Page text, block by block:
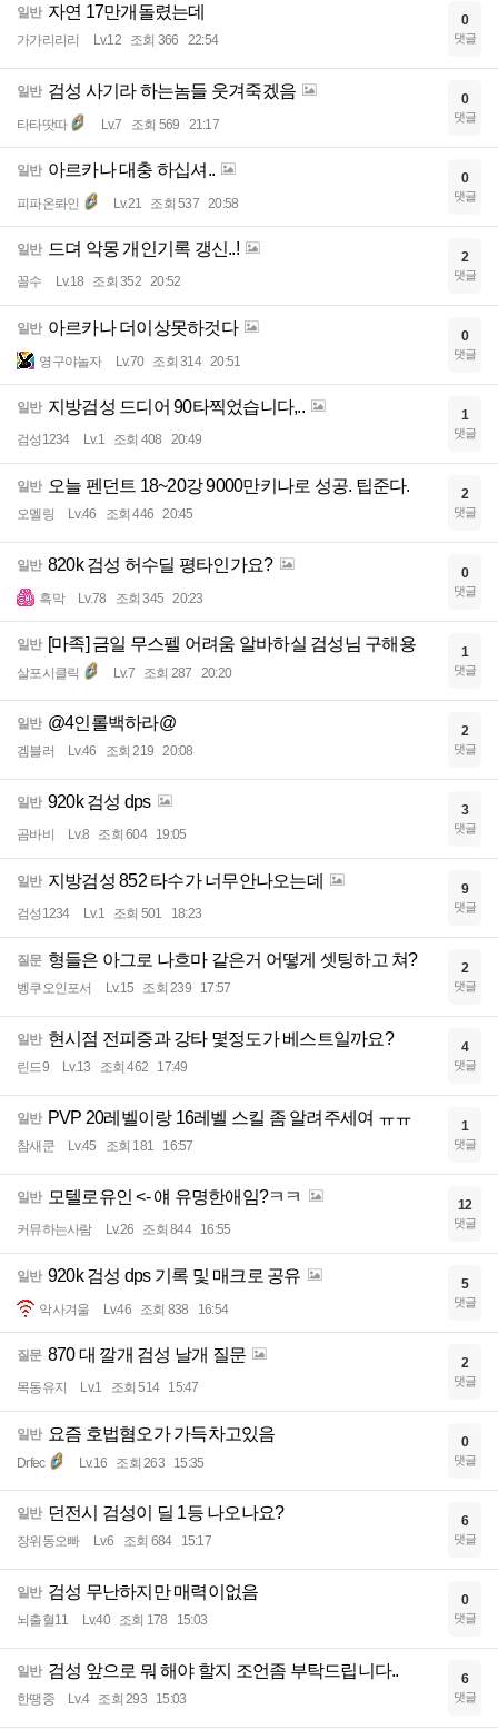
일반 자연 17만개돌렸는데
가가리리리 Lv.12 조회 366 22:54
0
댓글
일반 검성 사기라 하는놈들 웃겨죽겠음
타타땃따 Lv.7 조회 569 21:17
0
댓글
일반 아르카나 대충 하십셔..
피파온롸인 Lv.21 조회 537 20:58
0
댓글
일반 드뎌 악몽 개인기록 갱신..!
꼴수 Lv.18 조회 352 20:52
2
댓글
일반 아르카나 더이상못하것다
영구야놀자 Lv.70 조회 314 20:51
0
댓글
일반 지방검성 드디어 90타찍었습니다,..
검성1234 Lv.1 조회 408 20:49
1
댓글
일반 오늘 펜던트 18~20강 9000만키나로 성공. 팁준다.
오멜링 Lv.46 조회 446 20:45
2
댓글
일반 820k 검성 허수딜 평타인가요?
흑막 Lv.78 조회 345 20:23
0
댓글
일반 [마족] 금일 무스펠 어려움 알바하실 검성님 구해용
살포시클릭 Lv.7 조회 287 20:20
1
댓글
일반 @4인롤백하라@
겜블러 Lv.46 조회 219 20:08
2
댓글
일반 920k 검성 dps
곰바비 Lv.8 조회 604 19:05
3
댓글
일반 지방검성 852 타수가 너무안나오는데
검성1234 Lv.1 조회 501 18:23
9
댓글
질문 형들은 아그로 나흐마 같은거 어떻게 셋팅하고 쳐?
벵쿠오인포서 Lv.15 조회 239 17:57
2
댓글
일반 현시점 전피증과 강타 몇정도가 베스트일까요?
린드9 Lv.13 조회 462 17:49
4
댓글
일반 PVP 20레벨이랑 16레벨 스킬 좀 알려주세여 ㅠㅠ
참새쿤 Lv.45 조회 181 16:57
1
댓글
일반 모텔로유인 <- 얘 유명한애임?ㅋㅋ
커뮤하는사람 Lv.26 조회 844 16:55
12
댓글
일반 920k 검성 dps 기록 및 매크로 공유
악사겨울 Lv.46 조회 838 16:54
5
댓글
질문 870 대 깔개 검성 날개 질문
목동유지 Lv.1 조회 514 15:47
2
댓글
일반 요즘 호법혐오가 가득차고있음
Drfec Lv.16 조회 263 15:35
0
댓글
일반 던전시 검성이 딜 1등 나오나요?
장위동오빠 Lv.6 조회 684 15:17
6
댓글
일반 검성 무난하지만 매력이없음
뇌출혈11 Lv.40 조회 178 15:03
0
댓글
일반 검성 앞으로 뭐 해야 할지 조언좀 부탁드립니다..
한땡중 Lv.4 조회 293 15:03
6
댓글